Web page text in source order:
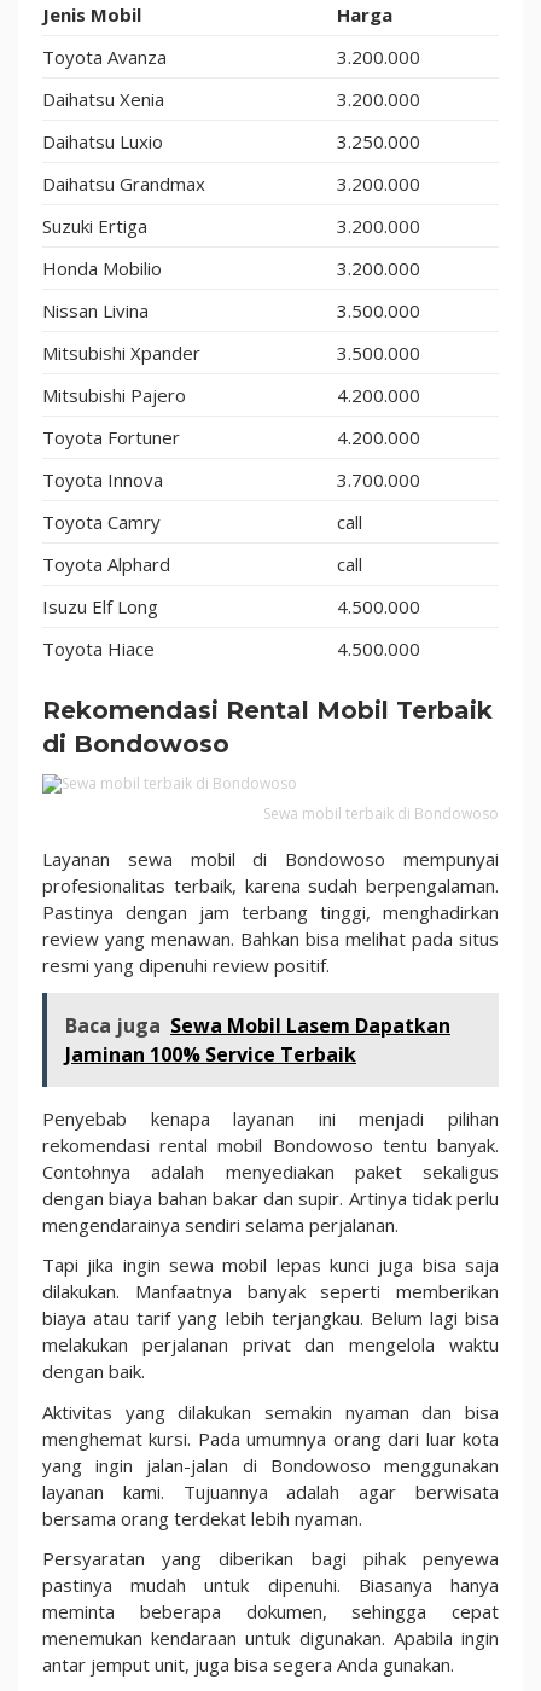
Jenis Mobil
Harga
Toyota Avanza
3.200.000
Daihatsu Xenia
3.200.000
Daihatsu Luxio
3.250.000
Daihatsu Grandmax
3.200.000
Suzuki Ertiga
3.200.000
Honda Mobilio
3.200.000
Nissan Livina
3.500.000
Mitsubishi Xpander
3.500.000
Mitsubishi Pajero
4.200.000
Toyota Fortuner
4.200.000
Toyota Innova
3.700.000
Toyota Camry
call
Toyota Alphard
call
Isuzu Elf Long
4.500.000
Toyota Hiace
4.500.000
Rekomendasi Rental Mobil Terbaik
di Bondowoso
Sewa mobil terbaik di Bondowoso
Layanan sewa mobil di Bondowoso mempunyai
profesionalitas terbaik, karena sudah berpengalaman.
Pastinya dengan jam terbang tinggi, menghadirkan
review yang menawan. Bahkan bisa melihat pada situs
resmi yang dipenuhi review positif.
Baca juga Sewa Mobil Lasem Dapatkan
Jaminan 100% Service Terbaik
Penyebab kenapa layanan ini menjadi pilihan
rekomendasi rental mobil Bondowoso tentu banyak.
Contohnya adalah menyediakan paket sekaligus
dengan biaya bahan bakar dan supir. Artinya tidak perlu
mengendarainya sendiri selama perjalanan.
Tapi jika ingin sewa mobil lepas kunci juga bisa saja
dilakukan. Manfaatnya banyak seperti memberikan
biaya atau tarif yang lebih terjangkau. Belum lagi bisa
melakukan perjalanan privat dan mengelola waktu
dengan baik.
Aktivitas yang dilakukan semakin nyaman dan bisa
menghemat kursi. Pada umumnya orang dari luar kota
yang ingin jalan-jalan di Bondowoso menggunakan
layanan kami. Tujuannya adalah agar berwisata
bersama orang terdekat lebih nyaman.
Persyaratan yang diberikan bagi pihak penyewa
pastinya mudah untuk dipenuhi. Biasanya hanya
meminta beberapa dokumen, sehingga cepat
menemukan kendaraan untuk digunakan. Apabila ingin
antar jemput unit, juga bisa segera Anda gunakan.